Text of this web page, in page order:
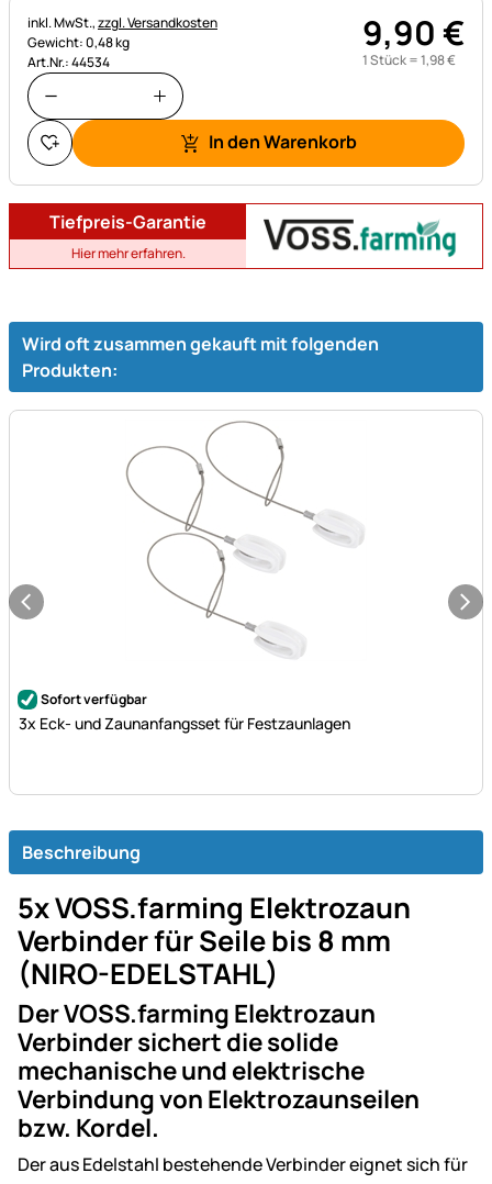
Steuerhinweis:
inkl. MwSt.,zzgl. Versandkosten
Gewicht: 0,48 kg
Art.Nr.: 44534
9,90€
1 Stück =1,98€
In den Warenkorb
Tiefpreis-Garantie
Hier mehr erfahren.
Wird oft zusammen gekauft mit folgenden
Produkten:
Noch keine Bewertungen abgegeben
Sofort verfügbar
3x Eck- und Zaunanfangsset für Festzaunlagen
Beschreibung
5x VOSS.farming Elektrozaun
Verbinder für Seile bis 8 mm
(NIRO-EDELSTAHL)
Der VOSS.farming Elektrozaun
Verbinder sichert die solide
mechanische und elektrische
Verbindung von Elektrozaunseilen
bzw. Kordel.
Der aus Edelstahl bestehende Verbinder eignet sich für